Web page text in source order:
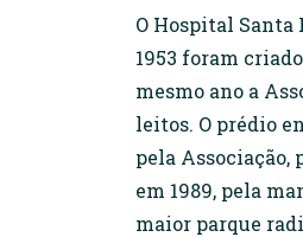
O Hospital Santa
1953 foram
mesmo ano a
leitos. O prédio
pela Associação,
em 1989, pela
maior parque